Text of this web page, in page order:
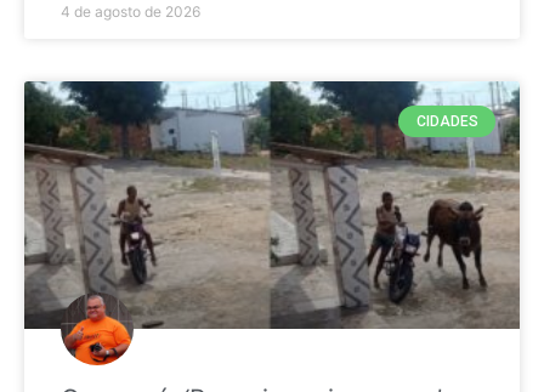
4 de agosto de 2026
CIDADES